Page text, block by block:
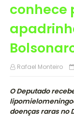
conhece
Rafael Monteiro
O Deputado
doenças raras no